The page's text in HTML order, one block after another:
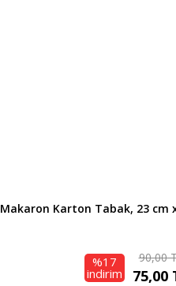
Makaron Karton Tabak, 23 cm
%17
indirim
90,00
75,00